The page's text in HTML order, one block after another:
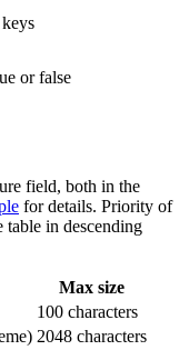
or false
field, both in the
for details. Priority of
in descending
Max size
100 characters
2048 characters